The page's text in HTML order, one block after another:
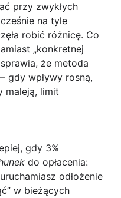
przy zwykłych
na tyle
robić różnicę. Co
„konkretnej
że metoda
gdy wpływy rosną,
maleją, limit
gdy 3%
do opłacenia:
odłożenie
w bieżących